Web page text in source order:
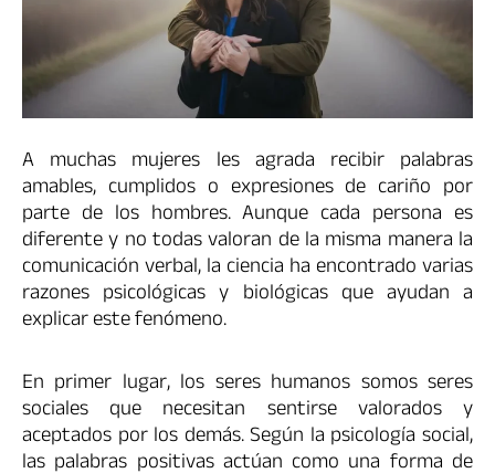
A muchas mujeres les agrada recibir palabras
amables, cumplidos o expresiones de cariño por
parte de los hombres. Aunque cada persona es
diferente y no todas valoran de la misma manera la
comunicación verbal, la ciencia ha encontrado varias
razones psicológicas y biológicas que ayudan a
explicar este fenómeno.
En primer lugar, los seres humanos somos seres
sociales que necesitan sentirse valorados y
aceptados por los demás. Según la psicología social,
las palabras positivas actúan como una forma de